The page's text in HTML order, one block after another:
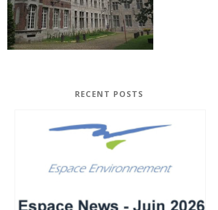
RECENT POSTS